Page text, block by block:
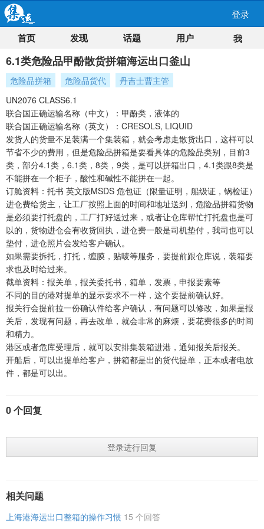
登录
首页 发现 话题 用户 我
6.1类危险品甲酚散货拼箱海运出口釜山
危险品拼箱 危险品货代
丹吉士曹主管
UN2076 CLASS6.1
联合国正确运输名称（中文）：甲酚类，液体的
联合国正确运输名称（英文）：CRESOLS, LIQUID
发货人的货量不足装满一个集装箱，就会考虑走散货出口，这样可以
节省不少的费用，但是危险品拼箱是要看具体的危险品类别，目前3
类，部分4.1类，6.1类，8类，9类，是可以拼箱出口，4.1类跟8类是
不能拼在一个柜子，酸性和碱性不能拼在一起。
订舱资料：托书 英文版MSDS 危包证（限量证明，船级证，锅检证）
进仓费给货主，让工厂按照上面的时间和地址送到，危险品拼箱货物
是必须要打托盘的，工厂打好送过来，或者让仓库帮忙打托盘也是可
以的，货物进仓会有收货回执，进仓费一般是司机垫付，我司也可以
垫付，进仓照片会发给客户确认。
如果需要拆托，打托，缠膜，贴唛等服务，要提前跟仓库说，装箱要
求也及时给过来。
截单资料：报关单，报关委托书，箱单，发票，申报要素等
不同的目的港对提单的显示要求不一样，这个要提前确认好。
报关行会提前拉一份确认件给客户确认，有问题可以修改，如果是报
关后，发现有问题，再去改单，就会非常的麻烦，要花费很多的时间
和精力。
港区或者危库受理后，就可以安排集装箱进港，通知报关后报关。
开船后，可以出提单给客户，拼箱都是出的货代提单，正本或者电放
件，都是可以出。
0 个回复
登录进行回复
相关问题
上海港海运出口整箱的操作习惯 15 个回答